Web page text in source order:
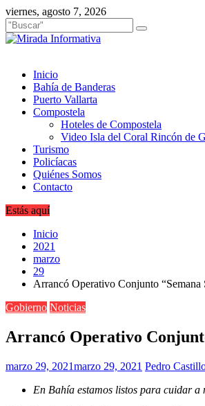
Saltar
al
contenido
viernes, agosto 7, 2026
Inicio
Bahía de Banderas
Puerto Vallarta
Compostela
Hoteles de Compostela
Video Isla del Coral Rincón de
Turismo
Policíacas
Quiénes Somos
Contacto
Estás aquí
Inicio
2021
marzo
29
Arrancó Operativo Conjunto “Semana
Gobierno Noticias
Arrancó Operativo
marzo 29, 2021marzo 29, 2021 Pedro
En Bahía estamos listos para cuidar a